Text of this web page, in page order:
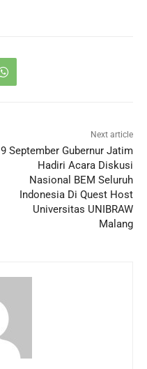
Next article
9 September Gubernur Jatim
Hadiri Acara Diskusi
Nasional BEM Seluruh
Indonesia Di Quest Host
Universitas UNIBRAW
Malang